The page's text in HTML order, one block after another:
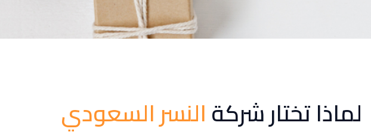
لماذا تختار شركةالنسر السعودي